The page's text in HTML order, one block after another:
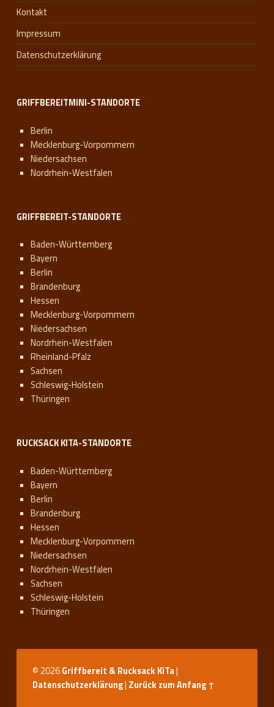
Kontakt
Impressum
Datenschutzerklärung
GRIFFBEREITMINI-STANDORTE
Berlin
Mecklenburg-Vorpommern
Niedersachsen
Nordrhein-Westfalen
GRIFFBEREIT-STANDORTE
Baden-Württemberg
Bayern
Berlin
Brandenburg
Hessen
Mecklenburg-Vorpommern
Niedersachsen
Nordrhein-Westfalen
Rheinland-Pfalz
Sachsen
Schleswig-Holstein
Thüringen
RUCKSACK KITA-STANDORTE
Baden-Württemberg
Bayern
Berlin
Brandenburg
Hessen
Mecklenburg-Vorpommern
Niedersachsen
Nordrhein-Westfalen
Sachsen
Schleswig-Holstein
Thüringen
© 2026Griffbereit & Rucksack KiTa|
Datenschutzerklärung| Zurück zum Anfang ↑